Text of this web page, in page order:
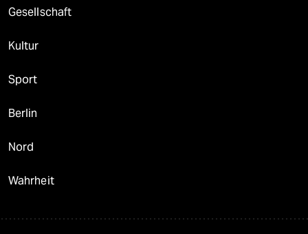
Gesellschaft
Kultur
Sport
Berlin
Nord
Wahrheit